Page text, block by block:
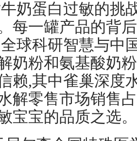
奶蛋白过敏的挑
每一罐产品的背
球科研智慧与中
奶粉和氨基酸奶
赖,其中雀巢深度
解零售市场销售
宝宝的品质之选。